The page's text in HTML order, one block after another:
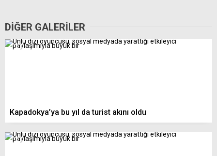
DİĞER GALERİLER
Kapadokya’ya bu yıl da turist akını oldu